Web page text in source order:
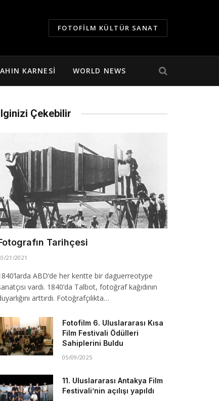
FOTOFILM KÜLTÜR SANAT
KARNESI WORLD NEWS
Çekebilir
Tarihçesi
21/2021
ABD’de her kentte bir daguerreotype
vardı. 1840’da Talbot, fotoğraf kağıdının
arttırdı. Fotoğrafçılıkta…
Fotofilm 6. Uluslararası Kısa
Film Festivali Ödülleri
Sahiplerini Buldu
05/09/2025
11. Uluslararası Antakya Film
Festivali’nin açılışı yapıldı